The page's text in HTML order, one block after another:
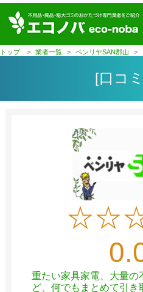
トップ 業者一覧 ベンリヤSAN郡山
[口コ
重たい家具家電、大量の
ど、何でもまとめて引き